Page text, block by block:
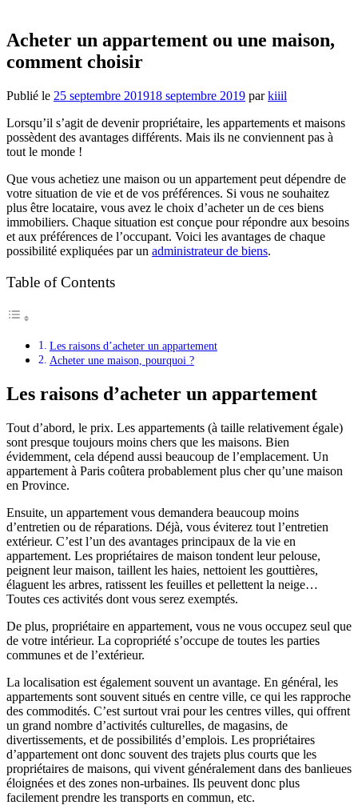
Acheter un appartement ou une maison,
comment choisir
Publié le 25 septembre 201918 septembre 2019 parkiiil
Lorsqu’il s’agit de devenir propriétaire, les appartements et maisons
possèdent des avantages différents. Mais ils ne conviennent pas à
tout le monde !
Que vous achetiez une maison ou un appartement peut dépendre de
votre situation de vie et de vos préférences. Si vous ne souhaitez
plus être locataire, vous avez le choix d’acheter un de ces biens
immobiliers. Chaque situation est conçue pour répondre aux besoins
et aux préférences de l’occupant. Voici les avantages de chaque
possibilité expliquées par un administrateur de biens.
Table of Contents
Les raisons d’acheter un appartement
Acheter une maison, pourquoi ?
Les raisons d’acheter un appartement
Tout d’abord, le prix. Les appartements (à taille relativement égale)
sont presque toujours moins chers que les maisons. Bien
évidemment, cela dépend aussi beaucoup de l’emplacement. Un
appartement à Paris coûtera probablement plus cher qu’une maison
en Province.
Ensuite, un appartement vous demandera beaucoup moins
d’entretien ou de réparations. Déjà, vous éviterez tout l’entretien
extérieur. C’est l’un des avantages principaux de la vie en
appartement. Les propriétaires de maison tondent leur pelouse,
peignent leur maison, taillent les haies, nettoient les gouttières,
élaguent les arbres, ratissent les feuilles et pellettent la neige…
Toutes ces activités dont vous serez exemptés.
De plus, propriétaire en appartement, vous ne vous occupez seul que
de votre intérieur. La copropriété s’occupe de toutes les parties
communes et de l’extérieur.
La localisation est également souvent un avantage. En général, les
appartements sont souvent situés en centre ville, ce qui les rapproche
des commodités. C’est surtout vrai pour les centres villes, qui offrent
un grand nombre d’activités culturelles, de magasins, de
divertissements, et de possibilités d’emplois. Les propriétaires
d’appartement ont donc souvent des trajets plus courts que les
propriétaires de maisons, qui vivent généralement dans des banlieues
éloignées et des zones non-urbaines. Ils peuvent donc plus
facilement prendre les transports en commun, etc.